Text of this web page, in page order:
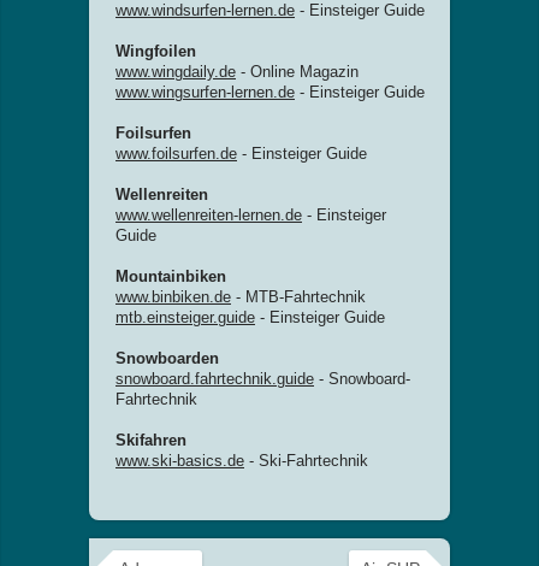
www.windsurfen-lernen.de - Einsteiger Guide
Wingfoilen
www.wingdaily.de - Online Magazin
www.wingsurfen-lernen.de - Einsteiger Guide
Foilsurfen
www.foilsurfen.de - Einsteiger Guide
Wellenreiten
www.wellenreiten-lernen.de - Einsteiger
Guide
Mountainbiken
www.binbiken.de - MTB-Fahrtechnik
mtb.einsteiger.guide - Einsteiger Guide
Snowboarden
snowboard.fahrtechnik.guide - Snowboard-
Fahrtechnik
Skifahren
www.ski-basics.de - Ski-Fahrtechnik